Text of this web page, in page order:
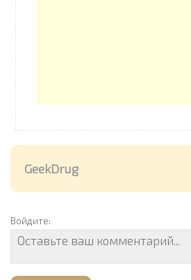
GeekDrug
Войдите: